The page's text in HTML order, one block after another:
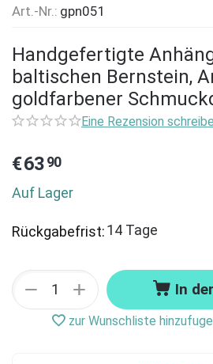
Art.-Nr.: gpn051
Handgefertigte
baltischen Bernstein,
goldfarbener
Eine Rezension
€6390
Auf Lager
Rückgabefrist:14 Tage
+
− In
zur Wunschliste